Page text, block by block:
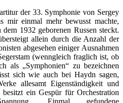
der 33. Symphonie von Sergey
mir einmal mehr bewusst machte,
1932 geborenen Russen steckt.
allein durch die Anzahl der
abgesehen einiger Ausnahmen
(wenngleich fraglich ist, ob
als „Symphonien“ zu bezeichnen
sich wie auch bei Haydn sagen,
allesamt Eigenständigkeit und
besitzt ein Gespür für Orchestration
Einmal gefundene